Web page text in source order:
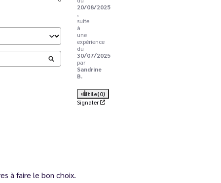
20/08/2025
,
suite
à
une
expérience
du
30/07/2025
par
Sandrine
B.
Utile(0)
Signaler
à faire le bon choix.